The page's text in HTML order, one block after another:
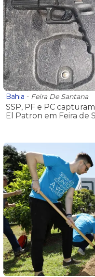
Bahia - Feira De Santana
SSP, PF e PC
El Patron em Feira de